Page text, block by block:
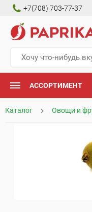
+7(708) 703-77-37
АССОРТИМЕНТ
Каталог Овощи и